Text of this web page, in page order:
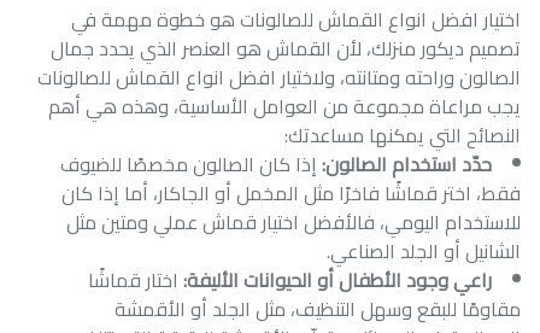
اختيار افضل انواع القماش للصالونات هو خطوة مهمة في
تصميم ديكور منزلك، لأن القماش هو العنصر الذي يحدد جمال
الصالون وراحته ومتانته، ولاختيار افضل انواع القماش للصالونات
يجب مراعاة مجموعة من العوامل الأساسية، وهذه هي أهم
النصائح التي يمكنها مساعدتك:
حدّد استخدام الصالون:إذا كان الصالون مخصصًا للضيوف
فقط، اختر قماشًا فاخرًا مثل المخمل أو الجاكار، أما إذا كان
للاستخدام اليومي، فالأفضل اختيار قماش عملي ومتين مثل
الشانيل أو الجلد الصناعي.
راعي وجود الأطفال أو الحيوانات الأليفة: اختار قماشًا
مقاومًا للبقع وسهل التنظيف، مثل الجلد أو الأقمشة